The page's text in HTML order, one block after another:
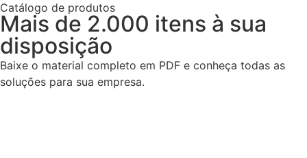
Catálogo de produtos
Mais de 2.000 itens à sua
disposição
Baixe o material completo em PDF e conheça todas as
soluções para sua empresa.